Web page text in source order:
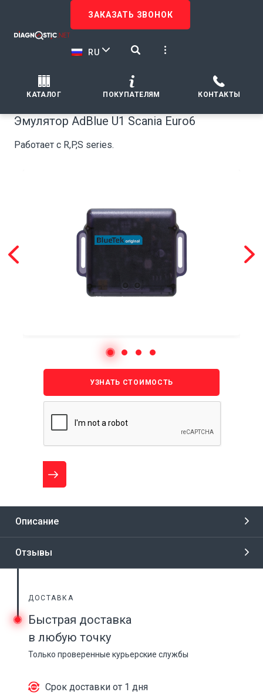
ЗАКАЗАТЬ ЗВОНОК
RU
КАТАЛОГ ПОКУПАТЕЛЯМ КОНТАКТЫ
УЗНАТЬ СТОИМОСТЬ
Эмулятор AdBlue U1 Scania Euro6
Работает с R,P,S series.
Описание
Отзывы
ДОСТАВКА
Быстрая доставка
в любую точку
Только проверенные курьерские службы
Срок доставки от 1 дня